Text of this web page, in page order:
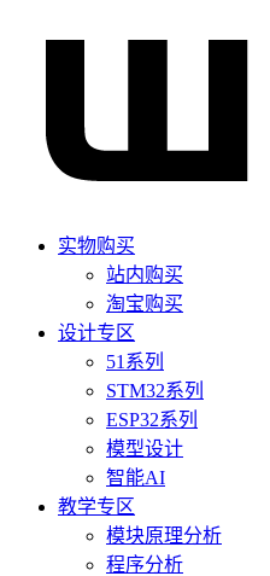
实物购买
站内购买
淘宝购买
设计专区
51系列
STM32系列
ESP32系列
模型设计
智能AI
教学专区
模块原理分析
程序分析